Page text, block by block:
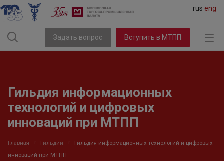
rus eng
Задать вопрос Вступить в МТПП
Гильдия информационных
технологий и цифровых
инноваций при МТПП
Главная Гильдии
Гильдия информационных технологий и цифровых
инноваций при МТПП